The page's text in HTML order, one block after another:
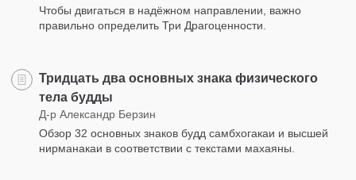
Чтобы двигаться в надёжном направлении, важно
правильно определить Три Драгоценности.
Тридцать два основных знака физического
тела будды
Д-р Александр Берзин
Обзор 32 основных знаков будд самбхогакаи и высшей
нирманакаи в соответствии с текстами махаяны.